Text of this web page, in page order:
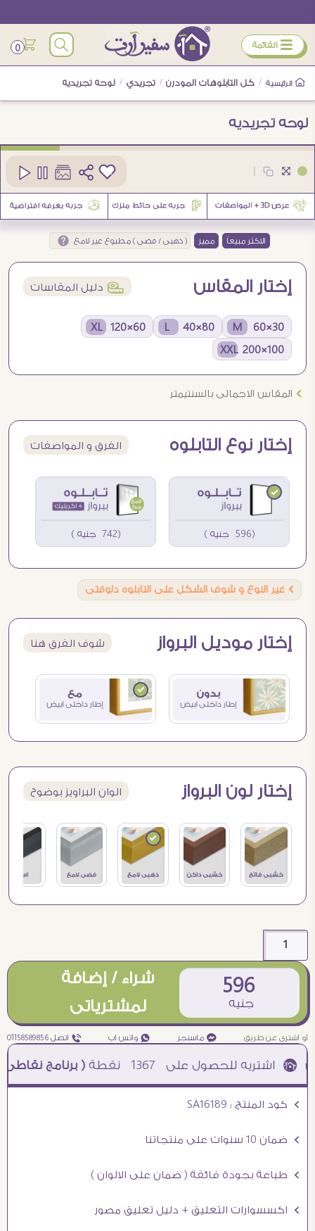
ÿ القائمة 0
الرئيسية / كل التابلوهات المودرن / تجريدي / لوحه تجريديه
لوحه تجريديه
32
الاكثر مبيعاً مميز ( ذهبى / فضى ) مطبوع غير لامع
إختار المقاس í دليل المقاسات
30×60 M
80×40 L
60×120 XL
100×200 XXL
Ö المقاس الاجمالى بالسنتيمتر
إختار نوع التابلوه الفرق و المواصفات
(596 جنيه ) (742 جنيه )
Ö غير النوع و شوف الشكل على التابلوه دلوقتى
إختار موديل البرواز شوف الفرق هنا
إختار لون البرواز الوان البراويز بوضوح
596
جنيه
شراء / إضافة
لمشترياتى
او اشترى عن طريق ¥ ماسنجر ₧ واتس اب ƒ اتصل 01158589856
1367 نقطة( برنامج نقاطى )à خصم 5% للعملاء الجدد à شحن مجانى عند الشراء ب 4000 جنيه à
Ö كود المنتج : SA16189
Ö ضمان 10 سنوات على منتجاتنا
Ö طباعة بجودة فائقة ( ضمان على الالوان )
Ö اكسسوارات التعليق + دليل تعليق مصور